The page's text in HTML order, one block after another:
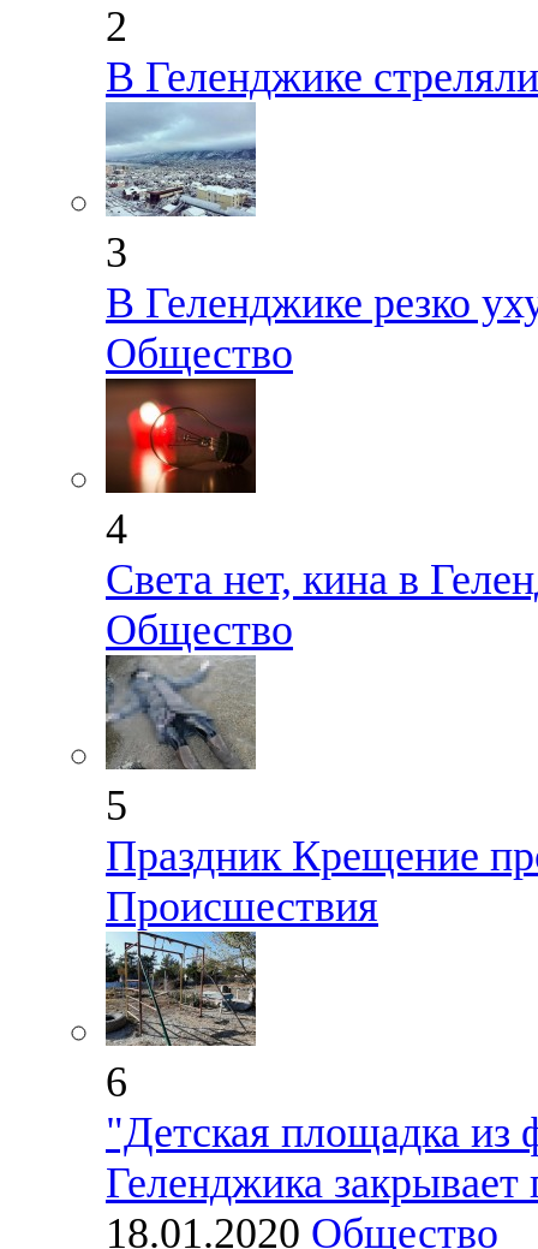
2
В Геленджике
3
В Геленджике резко
Общество
4
Света нет, кина в
Общество
5
Праздник Крещение
Происшествия
6
"Детская площадка из
Геленджика
18.01.2020 Общество